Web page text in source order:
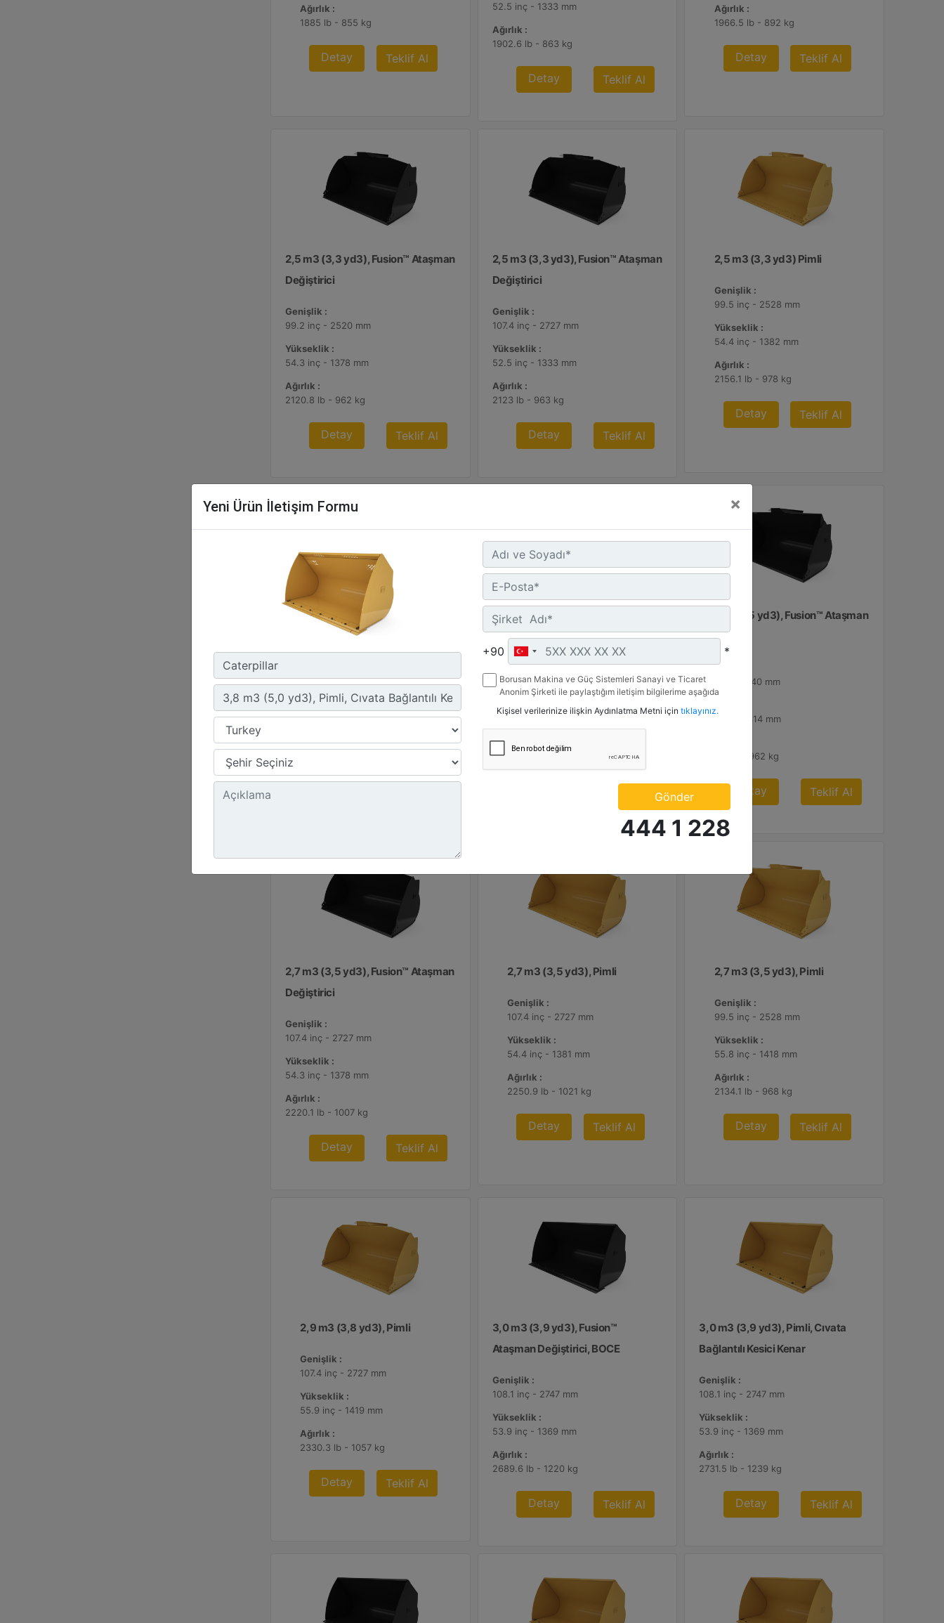
Ağırlık :
1885 lb - 855 kg
Detay Teklif Al
52.5 inç - 1333 mm
Ağırlık :
1902.6 lb - 863 kg
Detay Teklif Al
Ağırlık :
1966.5 lb - 892 kg
Detay Teklif Al
2,5 m3 (3,3 yd3), Fusion™ Ataşman
Değiştirici
Genişlik :
99.2 inç - 2520 mm
Yükseklik :
54.3 inç - 1378 mm
Ağırlık :
2120.8 lb - 962 kg
Detay Teklif Al
2,5 m3 (3,3 yd3), Fusion™ Ataşman
Değiştirici
Genişlik :
107.4 inç - 2727 mm
Yükseklik :
52.5 inç - 1333 mm
Ağırlık :
2123 lb - 963 kg
Detay Teklif Al
2,5 m3 (3,3 yd3) Pimli
Genişlik :
99.5 inç - 2528 mm
Yükseklik :
54.4 inç - 1382 mm
Ağırlık :
2156.1 lb - 978 kg
Detay Teklif Al
2,5 m3 (3,3 yd3) Pimli
Yükseklik :
54.4 inç - 1382 mm
Ağırlık :
2,5 m3 (3,3 yd3) Pimli
Genişlik :
107.4 inç - 2727 mm
Yükseklik :
52.6 inç - 1336 mm
Detay Teklif Al
2,7 m3 (3,5 yd3), Fusion™ Ataşman
Değiştirici
Genişlik :
100 inç - 2540 mm
55.7 inç - 1414 mm
2120.8 lb - 962 kg
Detay Teklif Al
2,7 m3 (3,5 yd3), Fusion™ Ataşman
Değiştirici
Genişlik :
107.4 inç - 2727 mm
Yükseklik :
54.3 inç - 1378 mm
Ağırlık :
2220.1 lb - 1007 kg
Detay Teklif Al
2,7 m3 (3,5 yd3), Pimli
Genişlik :
107.4 inç - 2727 mm
Yükseklik :
54.4 inç - 1381 mm
Ağırlık :
2250.9 lb - 1021 kg
Detay Teklif Al
2,7 m3 (3,5 yd3), Pimli
Genişlik :
99.5 inç - 2528 mm
Yükseklik :
55.8 inç - 1418 mm
Ağırlık :
2134.1 lb - 968 kg
Detay Teklif Al
2,9 m3 (3,8 yd3), Pimli
Genişlik :
107.4 inç - 2727 mm
Yükseklik :
55.9 inç - 1419 mm
Ağırlık :
2330.3 lb - 1057 kg
Detay Teklif Al
3,0 m3 (3,9 yd3), Fusion™
Ataşman Değiştirici, BOCE
Genişlik :
108.1 inç - 2747 mm
Yükseklik :
53.9 inç - 1369 mm
Ağırlık :
2689.6 lb - 1220 kg
Detay Teklif Al
3,0 m3 (3,9 yd3), Pimli, Cıvata
Bağlantılı Kesici Kenar
Genişlik :
108.1 inç - 2747 mm
Yükseklik :
53.9 inç - 1369 mm
Ağırlık :
2731.5 lb - 1239 kg
Detay Teklif Al
Yeni Ürün İletişim Formu ×
+90 *
Borusan Makina ve Güç Sistemleri Sanayi ve Ticaret
Anonim Şirketi ile paylaştığım iletişim bilgilerime aşağıda
ile ilgili mesaj gönderilmesine izin veriyorum.
Kişisel verilerinize ilişkin Aydınlatma Metni için tıklayınız.
Gönder
444 1 228